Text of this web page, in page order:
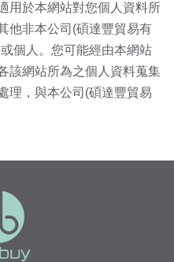
用於本網站對您個人資料所
他非本公司(碩達豐貿易有
個人。您可能經由本網站
該網站所為之個人資料蒐集
理，與本公司(碩達豐貿易